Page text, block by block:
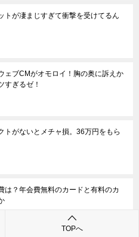
トが凄まじすぎて衝撃を受けてるん
ェブCMがオモロイ！胸の奥に訴えか
すぎるゼ！
トがないとメチャ損。36万円をもら
は？年会費無料のカードと有料のカ
TOPへ